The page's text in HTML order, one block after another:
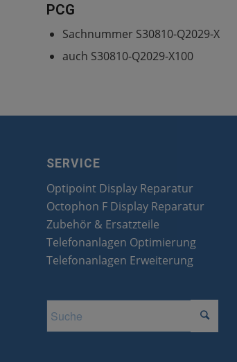
PCG
Sachnummer S30810-Q2029-X
auch S30810-Q2029-X100
SERVICE
Optipoint Display Reparatur
Octophon F Display Reparatur
Zubehör & Ersatzteile
Telefonanlagen Optimierung
Telefonanlagen Erweiterung